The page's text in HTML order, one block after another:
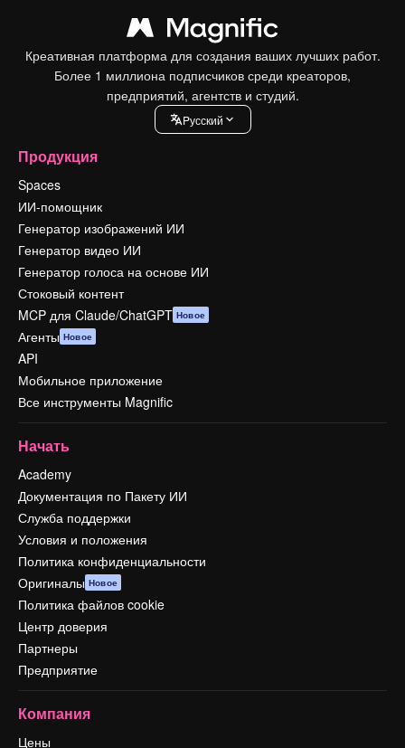
Креативная платформа для создания ваших лучших работ.
Более 1 миллиона подписчиков среди креаторов,
предприятий, агентств и студий.
Pусский
Продукция
Spaces
ИИ-помощник
Генератор изображений ИИ
Генератор видео ИИ
Генератор голоса на основе ИИ
Стоковый контент
MCP для Claude/ChatGPT Новое
Агенты Новое
API
Мобильное приложение
Все инструменты Magnific
Начать
Academy
Документация по Пакету ИИ
Служба поддержки
Условия и положения
Политика конфиденциальности
Оригиналы Новое
Политика файлов cookie
Центр доверия
Партнеры
Предприятие
Компания
Цены